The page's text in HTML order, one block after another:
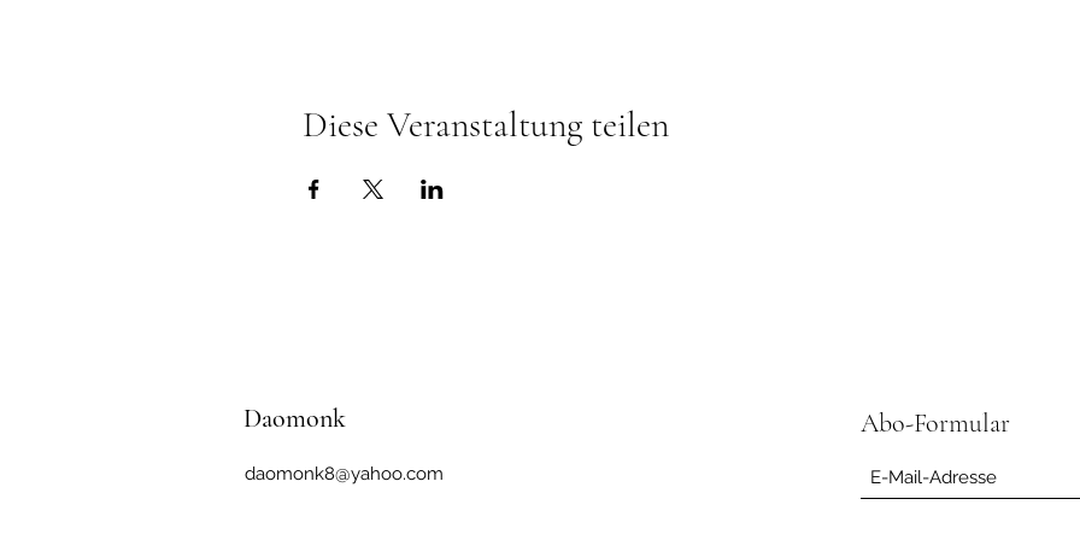
Diese Veranstaltung teilen
Daomonk
daomonk8@yahoo.com
Abo-Formular